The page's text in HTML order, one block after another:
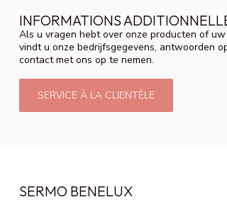
INFORMATIONS
Als u vragen hebt over onze producten of
vindt u onze bedrijfsgegevens, antwoorden
contact met ons op te nemen.
SERVICE À LA CLIENTÈLE
SERMO BENELUX